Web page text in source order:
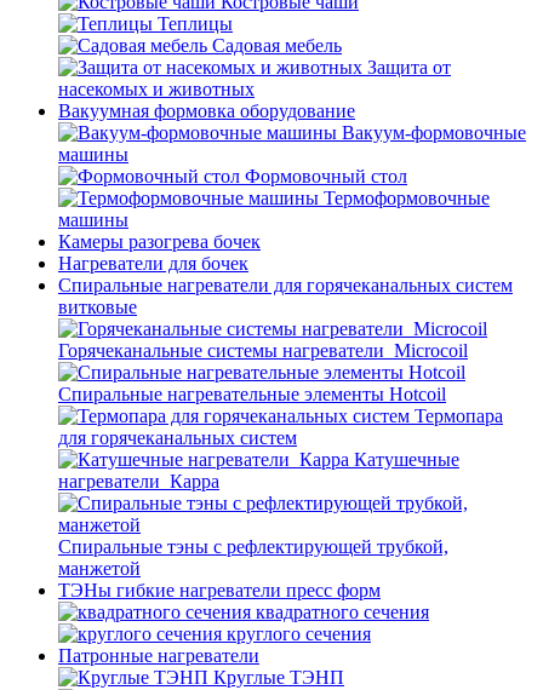
Теплицы
Садовая мебель
Защита от
насекомых и животных
Вакуумная формовка оборудование
Вакуум-формовочные
машины
Формовочный стол
Термоформовочные
машины
Камеры разогрева бочек
Нагреватели для бочек
Спиральные нагреватели для горячеканальных систем
витковые
Горячеканальные системы нагреватели_Microcoil
Спиральные нагревательные элементы Hotcoil
Термопара
для горячеканальных систем
Катушечные
нагреватели_Карра
Спиральные тэны с рефлектирующей трубкой,
манжетой
ТЭНы гибкие нагреватели пресс форм
квадратного сечения
круглого сечения
Патронные нагреватели
Круглые ТЭНП